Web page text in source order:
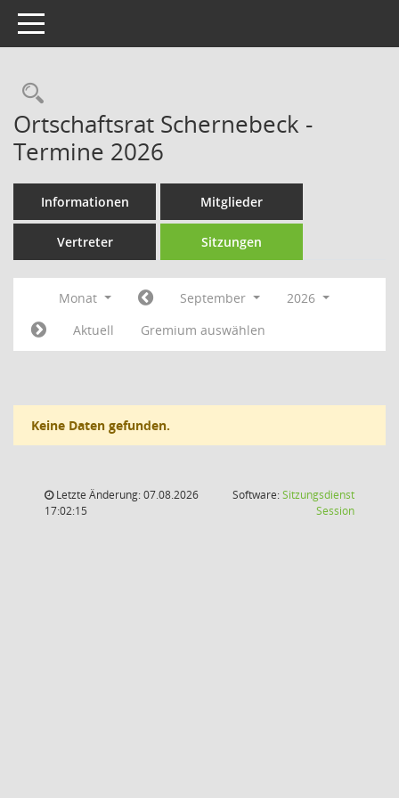
Toggle navigation
Rechercheauswahl
Ortschaftsrat Schernebeck -
Termine 2026
Informationen Mitglieder
Vertreter Sitzungen
Monat September
2026
Aktuell
Gremium auswählen
Keine Daten gefunden.
Letzte Änderung: 07.08.2026
17:02:15
Software:Sitzungsdienst
Session(Wird in